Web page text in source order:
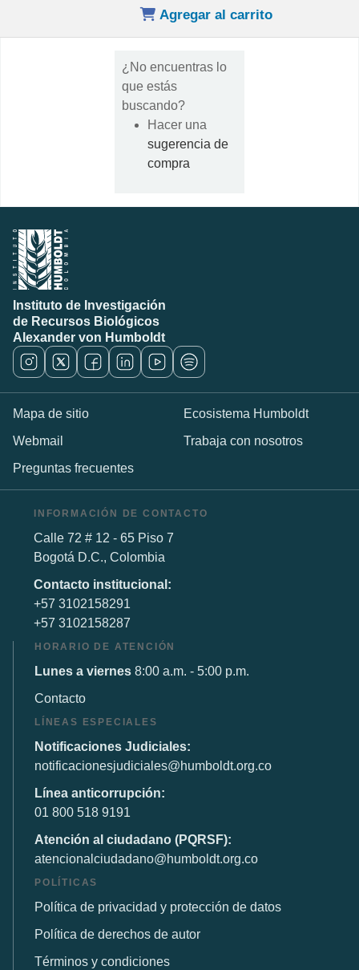
Agregar al carrito
¿No encuentras lo
que estás
buscando?
Hacer una
sugerencia de
compra
Instituto de Investigación
de Recursos Biológicos
Alexander von Humboldt
Mapa de sitio
Ecosistema Humboldt
Webmail
Trabaja con nosotros
Preguntas frecuentes
INFORMACIÓN DE CONTACTO
Calle 72 # 12 - 65 Piso 7
Bogotá D.C., Colombia
Contacto institucional:
+57 3102158291
+57 3102158287
HORARIO DE ATENCIÓN
Lunes a viernes 8:00 a.m. - 5:00 p.m.
Contacto
LÍNEAS ESPECIALES
Notificaciones Judiciales:
notificacionesjudiciales@humboldt.org.co
Línea anticorrupción:
01 800 518 9191
Atención al ciudadano (PQRSF):
atencionalciudadano@humboldt.org.co
POLÍTICAS
Política de privacidad y protección de datos
Política de derechos de autor
Términos y condiciones